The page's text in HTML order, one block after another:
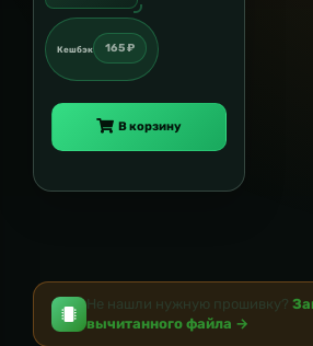
Кешбэк 165 ₽
В корзину
Не нашли нужную прошивку?
вычитанного файла →